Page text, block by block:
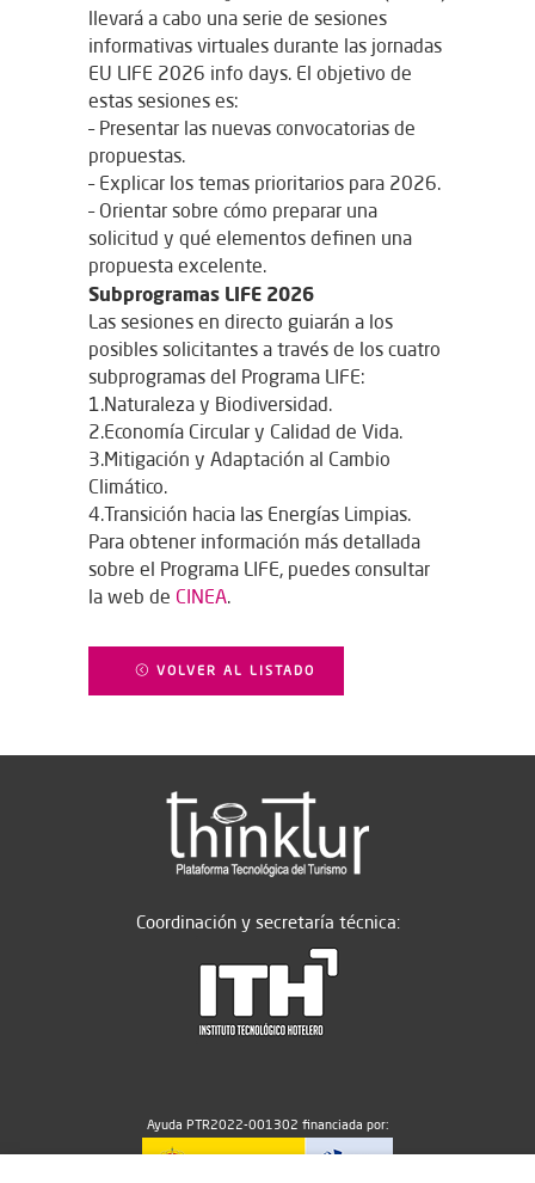
llevará a cabo una serie de sesiones
informativas virtuales durante las jornadas
EU LIFE 2026 info days. El objetivo de
estas sesiones es:
– Presentar las nuevas convocatorias de
propuestas.
– Explicar los temas prioritarios para 2026.
– Orientar sobre cómo preparar una
solicitud y qué elementos definen una
propuesta excelente.
Subprogramas LIFE 2026
Las sesiones en directo guiarán a los
posibles solicitantes a través de los cuatro
subprogramas del Programa LIFE:
1.Naturaleza y Biodiversidad.
2.Economía Circular y Calidad de Vida.
3.Mitigación y Adaptación al Cambio
Climático.
4.Transición hacia las Energías Limpias.
Para obtener información más detallada
sobre el Programa LIFE, puedes consultar
la web de CINEA.
VOLVER AL LISTADO
Coordinación y secretaría técnica:
Ayuda PTR2022-001302 financiada por: